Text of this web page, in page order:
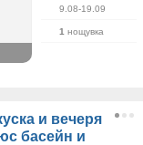
9.08-19.09
1 нощувка
и вечеря
басейн и